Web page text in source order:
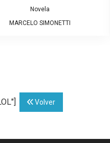
Novela
MARCELO SIMONETTI
Volver